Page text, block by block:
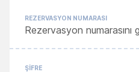
REZERVASYON NUMARASI
ŞIFRE